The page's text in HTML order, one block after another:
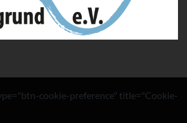
cookie-preference" title="Cookie-